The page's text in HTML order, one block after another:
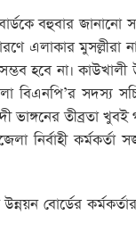
বহুবার
এলাকার
হবে না।
সদস্য সচিব
ভাঙ্গনের তীব্রতা
নির্বাহী
বোর্ডের